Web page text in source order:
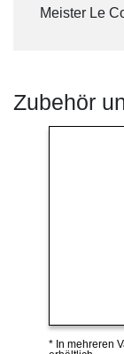
Meister Le
Zubehör
Details
* In mehreren